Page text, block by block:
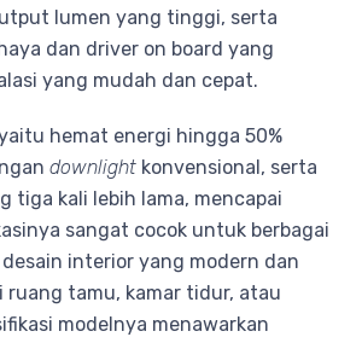
lumen yang tinggi, serta
dan driver on board yang
yang mudah dan cepat.
hemat energi hingga 50%
downlight konvensional, serta
tiga kali lebih lama, mencapai
sangat cocok untuk berbagai
interior yang modern dan
ruang tamu, kamar tidur, atau
modelnya menawarkan